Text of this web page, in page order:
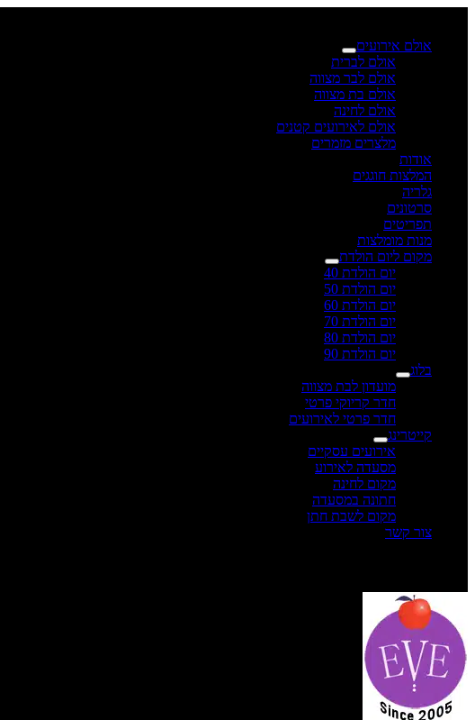
אולם אירועים
אולם לברית
אולם לבר מצווה
אולם בת מצווה
אולם לחינה
אולם לאירועים קטנים
מלצרים מזמרים
אודות
המלצות חוגגים
גלריה
סרטונים
תפריטים
מנות מומלצות
מקום ליום הולדת
יום הולדת 40
יום הולדת 50
יום הולדת 60
יום הולדת 70
יום הולדת 80
יום הולדת 90
בלוג
מועדון לבת מצווה
חדר קריוקי פרטי
חדר פרטי לאירועים
קייטרינג
אירועים עסקיים
מסעדה לאירוע
מקום לחינה
חתונה במסעדה
מקום לשבת חתן
צור קשר